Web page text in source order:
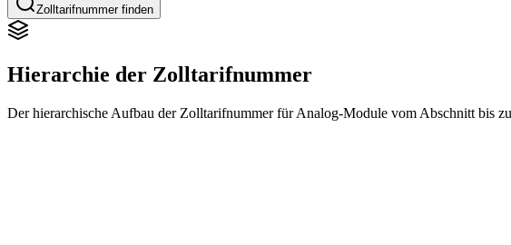
Zolltarifnummer finden
Hierarchie der Zolltarifnummer
Der hierarchische Aufbau der Zolltarifnummer für Analog-Module vom Abschnitt bis